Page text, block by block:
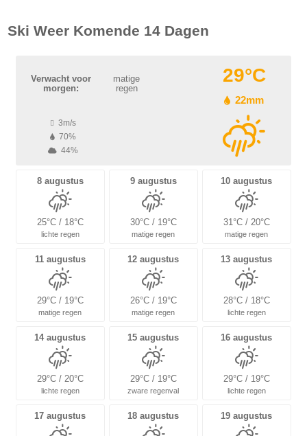
Ski Weer Komende 14 Dagen
Verwacht voor
morgen:
matige
regen
29°C
22mm
3m/s
70%
44%
8 augustus
25°C / 18°C
lichte regen
9 augustus
30°C / 19°C
matige regen
10 augustus
31°C / 20°C
matige regen
11 augustus
29°C / 19°C
matige regen
12 augustus
26°C / 19°C
matige regen
13 augustus
28°C / 18°C
lichte regen
14 augustus
29°C / 20°C
lichte regen
15 augustus
29°C / 19°C
zware regenval
16 augustus
29°C / 19°C
lichte regen
17 augustus 18 augustus 19 augustus